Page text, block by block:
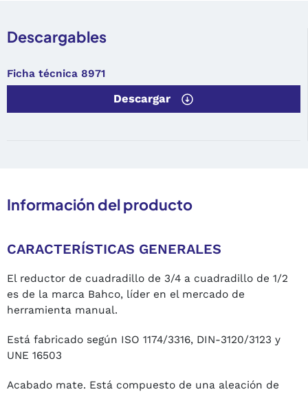
Descargables
Ficha técnica 8971
Descargar
Información del producto
CARACTERÍSTICAS GENERALES
El reductor de cuadradillo de 3/4 a cuadradillo de 1/2
es de la marca Bahco, líder en el mercado de
herramienta manual.
Está fabricado según ISO 1174/3316, DIN-3120/3123 y
UNE 16503
Acabado mate. Está compuesto de una aleación de